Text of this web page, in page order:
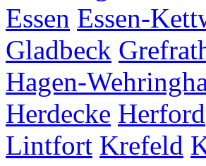
Essen Essen-
Gladbeck
Hagen-
Herdecke Herford
Lintfort Krefeld